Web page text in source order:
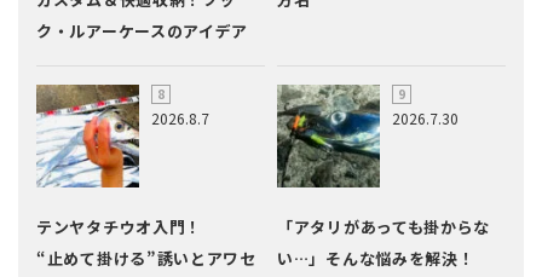
ク・ルアーケースのアイデア
2026.8.7
テンヤタチウオ入門！
“止めて掛ける”誘いとアワセ
2026.7.30
「アタリがあっても掛からな
い…」そんな悩みを解決！